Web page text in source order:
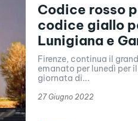
Codice rosso
codice giallo
Lunigiana e
Firenze, continua il
emanato per lunedì per
giornata di...
27 Giugno 2022